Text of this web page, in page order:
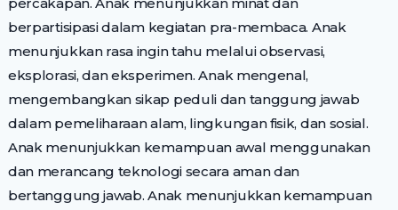
berpartisipasi dalam kegiatan pra-membaca. Anak
menunjukkan rasa ingin tahu melalui observasi,
eksplorasi, dan eksperimen. Anak mengenal,
mengembangkan sikap peduli dan tanggung jawab
dalam pemeliharaan alam, lingkungan fisik, dan sosial.
Anak menunjukkan kemampuan awal menggunakan
dan merancang teknologi secara aman dan
bertanggung jawab. Anak menunjukkan kemampuan